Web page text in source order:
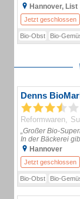
Hannover, List
Jetzt geschlossen
Bio-Obst Bio-
Denns
Reformwaren
„Großer Bio-
In der Bäckerei
Hannover
Jetzt geschlossen
Bio-Obst Bio-